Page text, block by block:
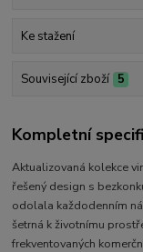
Ke stažení
Související zboží 5
Kompletní
Aktualizovaná kolekce
řešený design s
odolala každodenním
šetrná k životnímu
frekventovaných